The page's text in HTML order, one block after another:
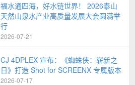
福水通四海，好水链世界！ 2026泰山
天然山泉水产业高质量发展大会圆满举
行
2026-07-21
CJ 4DPLEX 宣布：《蜘蛛侠：崭新之
日》打造 Shot for SCREENX 专属版本
2026-07-17